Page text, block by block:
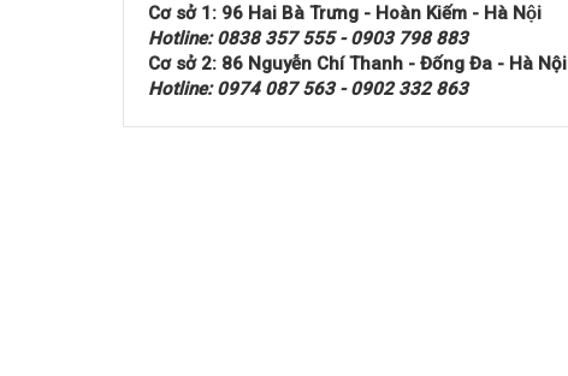
Cơ sở 1: 96 Hai Bà Trưng - Hoàn Kiếm - Hà Nội
Hotline: 0838 357 555 - 0903 798 883
Cơ sở 2: 86 Nguyễn Chí Thanh - Đống Đa - Hà Nội
Hotline: 0974 087 563 - 0902 332 863